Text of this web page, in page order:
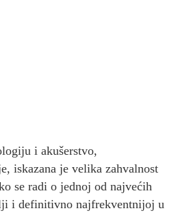
i akušerstvo,
iskazana je velika zahvalnost
se radi o jednoj od najvećih
i definitivno najfrekventnijoj u